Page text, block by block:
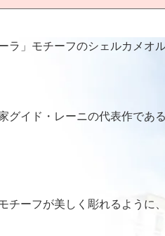
」モチーフのシェルカメオル
グイド・レーニの代表作であ
チーフが美しく彫れるように